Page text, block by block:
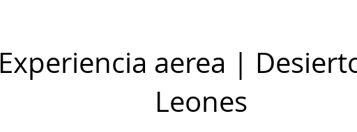
Experiencia aerea |
Leones